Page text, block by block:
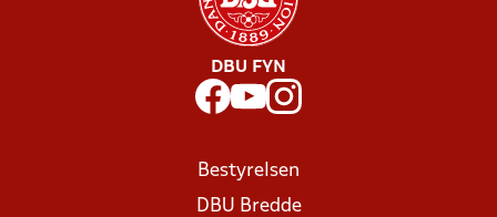
DBU FYN
Bestyrelsen
DBU Bredde